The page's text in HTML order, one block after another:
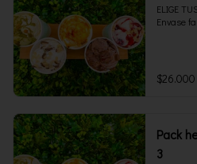
ELIGE
Envase
$26.000
Pack
3